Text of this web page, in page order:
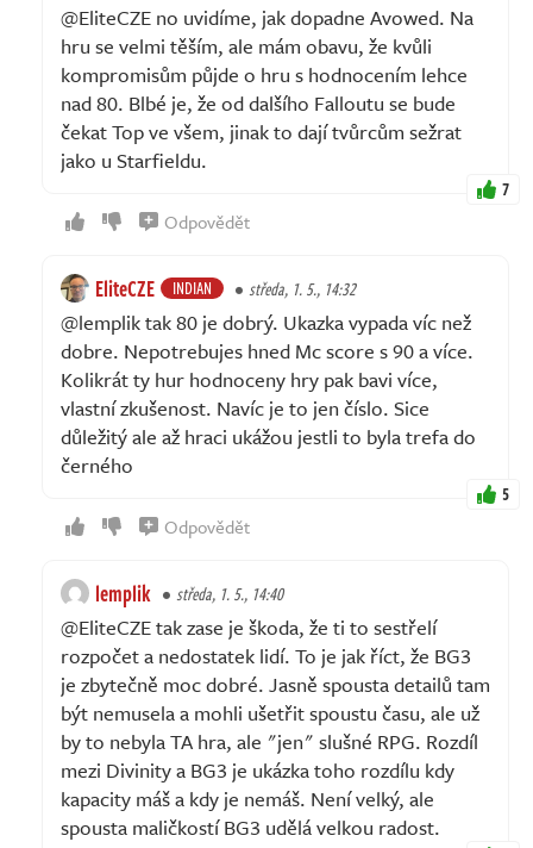
@EliteCZE no uvidíme, jak dopadne Avowed. Na
hru se velmi těším, ale mám obavu, že kvůli
kompromisům půjde o hru s hodnocením lehce
nad 80. Blbé je, že od dalšího Falloutu se bude
čekat Top ve všem, jinak to dají tvůrcům sežrat
jako u Starfieldu.
7
Odpovědět
EliteCZE INDIAN středa, 1. 5., 14:32
@lemplik tak 80 je dobrý. Ukazka vypada víc než
dobre. Nepotrebujes hned Mc score s 90 a více.
Kolikrát ty hur hodnoceny hry pak bavi více,
vlastní zkušenost. Navíc je to jen číslo. Sice
důležitý ale až hraci ukážou jestli to byla trefa do
černého
5
Odpovědět
lemplik středa, 1. 5., 14:40
@EliteCZE tak zase je škoda, že ti to sestřelí
rozpočet a nedostatek lidí. To je jak říct, že BG3
je zbytečně moc dobré. Jasně spousta detailů tam
být nemusela a mohli ušetřit spoustu času, ale už
by to nebyla TA hra, ale "jen" slušné RPG. Rozdíl
mezi Divinity a BG3 je ukázka toho rozdílu kdy
kapacity máš a kdy je nemáš. Není velký, ale
spousta maličkostí BG3 udělá velkou radost.